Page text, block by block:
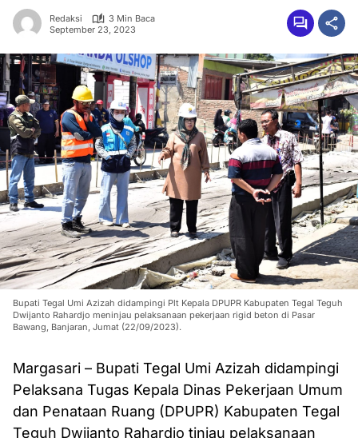
Redaksi
3 Min Baca
September 23, 2023
Bupati Tegal Umi Azizah didampingi Plt Kepala DPUPR Kabupaten Tegal Teguh
Dwijanto Rahardjo meninjau pelaksanaan pekerjaan rigid beton di Pasar
Bawang, Banjaran, Jumat (22/09/2023).
Margasari – Bupati Tegal Umi Azizah didampingi
Pelaksana Tugas Kepala Dinas Pekerjaan Umum
dan Penataan Ruang (DPUPR) Kabupaten Tegal
Teguh Dwijanto Rahardjo tinjau pelaksanaan